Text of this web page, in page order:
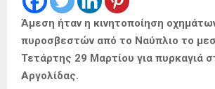
Άμεση ήταν η κινητοποίηση
πυροσβεστών από το Ναύπλιο το
Τετάρτης 29 Μαρτίου για πυρκαγιά
Αργολίδας.